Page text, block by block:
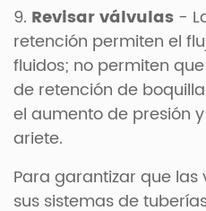
9. Revisar válvulas -
retención permiten el
fluidos; no permiten
de retención de
el aumento de presión
ariete.
Para garantizar que
sus sistemas de